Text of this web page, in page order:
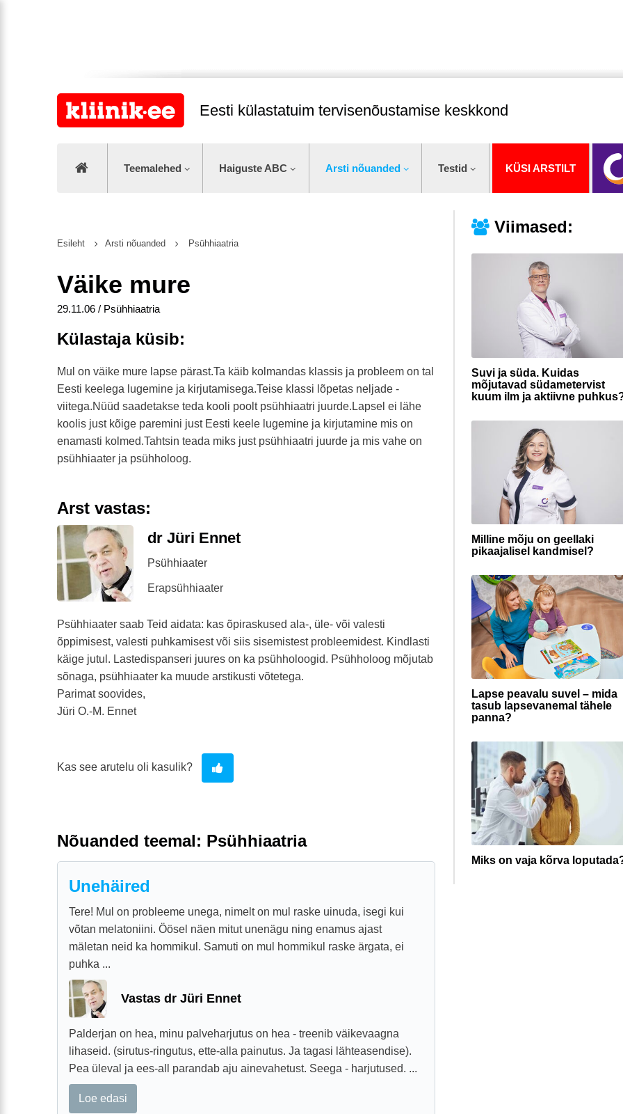
Eesti külastatuim tervisenõustamise keskkond
Teemalehed Haiguste ABC Arsti nõuanded Testid KÜSI ARSTILT
Viimased:
Suvi ja süda. Kuidas
mõjutavad südametervist
kuum ilm ja aktiivne
Milline mõju on geellaki
pikaajalisel kandmisel?
Lapse peavalu suvel – mida
tasub lapsevanemal tähele
panna?
Miks on vaja kõrva
Esileht Arsti nõuanded Psühhiaatria
Väike mure
29.11.06 / Psühhiaatria
Külastaja küsib:
Mul on väike mure lapse pärast.Ta käib kolmandas klassis ja probleem on tal
Eesti keelega lugemine ja kirjutamisega.Teise klassi lõpetas neljade -
viitega.Nüüd saadetakse teda kooli poolt psühhiaatri juurde.Lapsel ei lähe
koolis just kõige paremini just Eesti keele lugemine ja kirjutamine mis on
enamasti kolmed.Tahtsin teada miks just psühhiaatri juurde ja mis vahe on
psühhiaater ja psühholoog.
Arst vastas:
dr Jüri Ennet
Psühhiaater
Erapsühhiaater
Psühhiaater saab Teid aidata: kas õpiraskused ala-, üle- või valesti
õppimisest, valesti puhkamisest või siis sisemistest probleemidest. Kindlasti
käige jutul. Lastedispanseri juures on ka psühholoogid. Psühholoog mõjutab
sõnaga, psühhiaater ka muude arstikusti võtetega.
Parimat soovides,
Jüri O.-M. Ennet
Kas see arutelu oli kasulik?
Nõuanded teemal: Psühhiaatria
Unehäired
Tere! Mul on probleeme unega, nimelt on mul raske uinuda, isegi kui
võtan melatoniini. Öösel näen mitut unenägu ning enamus ajast
mäletan neid ka hommikul. Samuti on mul hommikul raske ärgata, ei
puhka ...
Vastas dr Jüri Ennet
Palderjan on hea, minu palveharjutus on hea - treenib väikevaagna
lihaseid. (sirutus-ringutus, ette-alla painutus. Ja tagasi lähteasendise).
Pea üleval ja ees-all parandab aju ainevahetust. Seega - harjutused. ...
Loe edasi